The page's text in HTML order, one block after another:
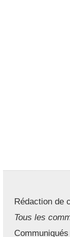
Rédaction de
Tous les